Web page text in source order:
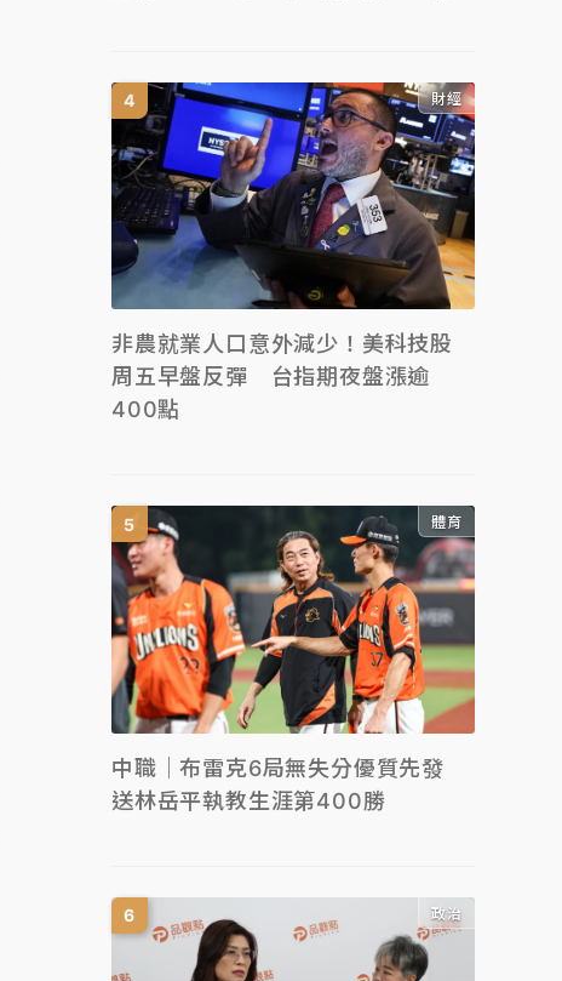
財經
非農就業人口意外減少！美科技股
周五早盤反彈 台指期夜盤漲逾
400點
體育
中職｜布雷克6局無失分優質先發
送林岳平執教生涯第400勝
政治